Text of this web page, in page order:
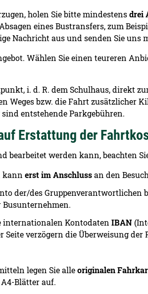
holen Sie bitte mindestensdrei
eines Bustransfers, zum
Nachricht aus und senden Sie uns
Wählen Sie einen teureren
i. d. R. dem Schulhaus, direkt
Weges bzw. die Fahrt zusätzlicher
entstehende Parkgebühren.
Erstattung der
bearbeitet werden kann, beachten
kann erst im Anschlussan den
der/des Gruppenverantwortlichen
internationalen Kontodaten IBAN
verzögern die Überweisung der
legen Sie alleoriginalen
Blätter auf.